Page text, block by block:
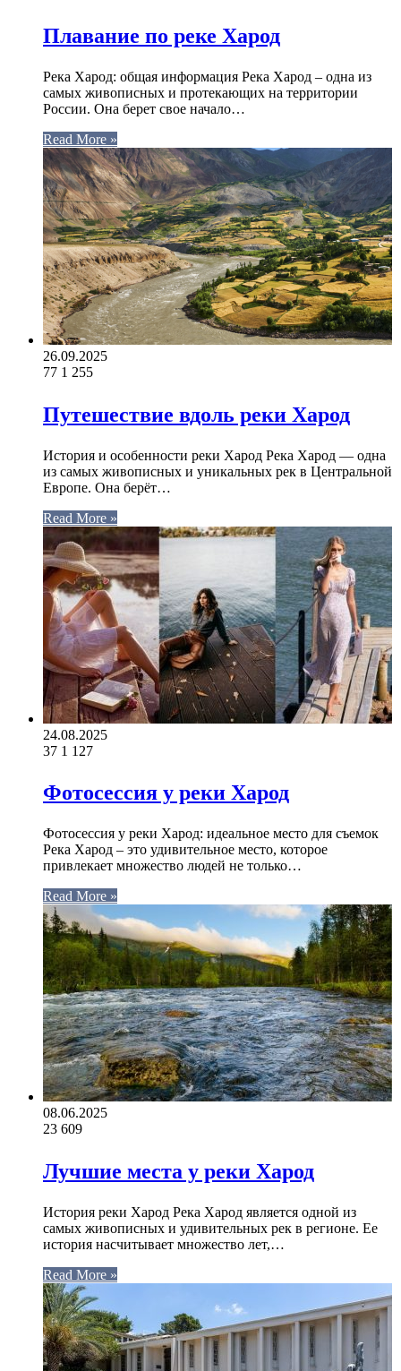
Плавание по реке Харод
Река Харод: общая информация Река Харод – одна из
самых живописных и протекающих на территории
России. Она берет свое начало…
Read More »
26.09.2025
77 1 255
Путешествие вдоль реки Харод
История и особенности реки Харод Река Харод — одна
из самых живописных и уникальных рек в Центральной
Европе. Она берёт…
Read More »
24.08.2025
37 1 127
Фотосессия у реки Харод
Фотосессия у реки Харод: идеальное место для съемок
Река Харод – это удивительное место, которое
привлекает множество людей не только…
Read More »
08.06.2025
23 609
Лучшие места у реки Харод
История реки Харод Река Харод является одной из
самых живописных и удивительных рек в регионе. Ее
история насчитывает множество лет,…
Read More »